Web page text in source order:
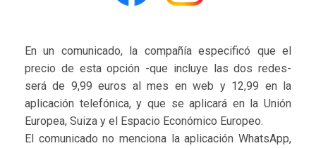
En un comunicado, la compañía especificó que el
precio de esta opción -que incluye las dos redes-
será de 9,99 euros al mes en web y 12,99 en la
aplicación telefónica, y que se aplicará en la Unión
Europea, Suiza y el Espacio Económico Europeo.
El comunicado no menciona la aplicación WhatsApp,